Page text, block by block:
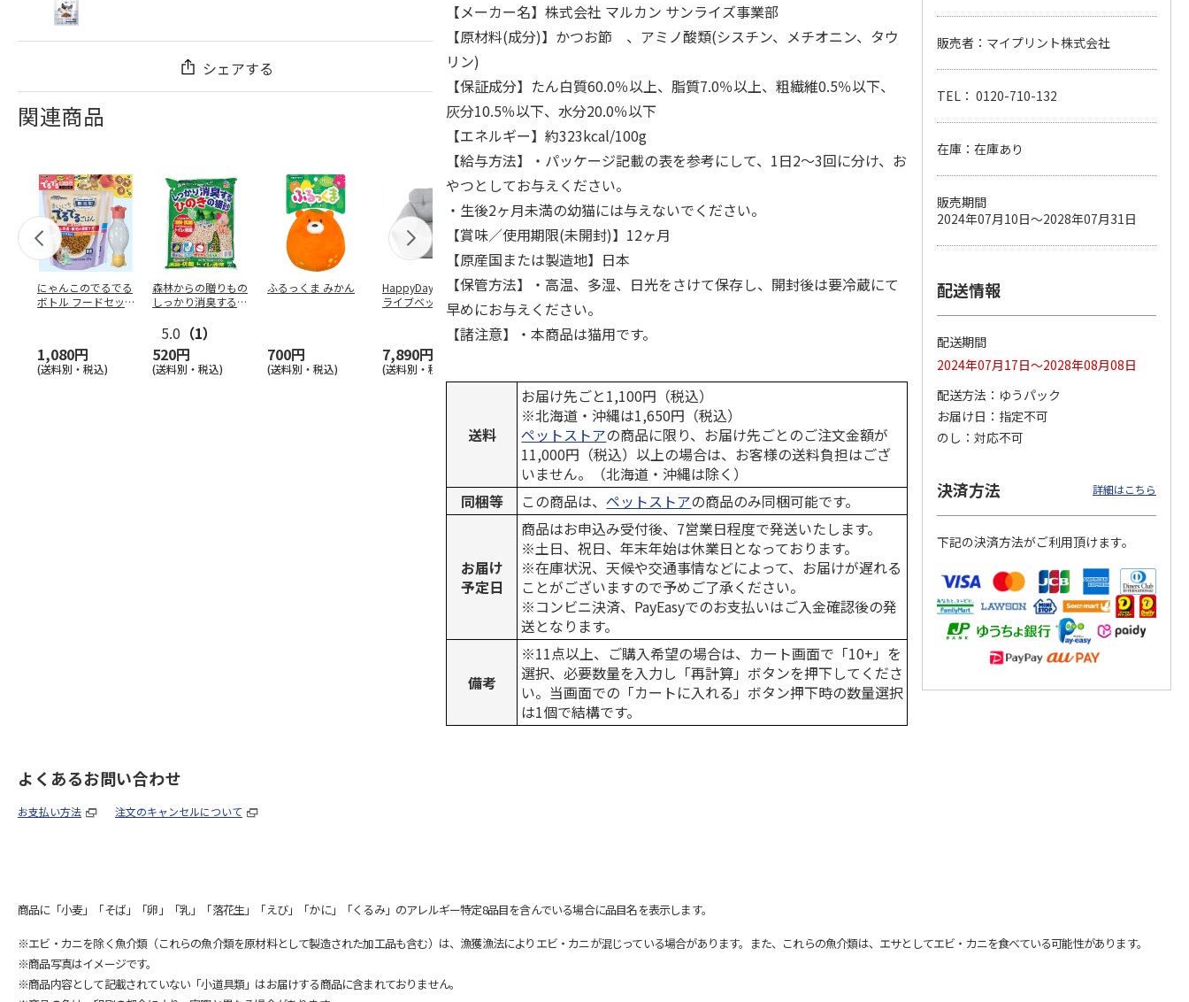
シェアする
関連商品
にゃんこのでるでる
ボトル フードセッ
1,080円
(送料別・税込)
森林からの贈りもの
しっかり消臭するひ
5.0 （1）
520円
(送料別・税込)
ふるっくま みかん
700円
(送料別・税込)
HappyDays 2wayド
ライブベッド グレ
7,890円
(送料別・税込)
獣医師開発 ニオイ
をとる砂専用 猫ト
イレ ナチュラルグ
レー
デオトイレ 飛び散
無添加良品 カムカ
銀のスプーン パウ
ペット線香 虹のか
なた フルーティフ
ローラルの香り
590円
(送料別・税込)
えBOX とりささ…
380円
(送料別・税込)
【メーカー名】株式会社 マルカン サンライズ事業部
【原材料(成分)】かつお節 、アミノ酸類(シスチン、メチオニン、タウ
リン)
【保証成分】たん白質60.0％以上、脂質7.0％以上、粗繊維0.5％以下、
灰分10.5％以下、水分20.0％以下
【エネルギー】約323kcal/100g
【給与方法】・パッケージ記載の表を参考にして、1日2～3回に分け、お
やつとしてお与えください。
・生後2ヶ月未満の幼猫には与えないでください。
【賞味／使用期限(未開封)】12ヶ月
【原産国または製造地】日本
【保管方法】・高温、多湿、日光をさけて保存し、開封後は要冷蔵にて
早めにお与えください。
【諸注意】・本商品は猫用です。
送料
お届け先ごと1,100円（税込）
※北海道・沖縄は1,650円（税込）
ペットストアの商品に限り、お届け先ごとのご注文金額が
11,000円（税込）以上の場合は、お客様の送料負担はござ
いません。（北海道・沖縄は除く）
同梱等
この商品は、ペットストアの商品のみ同梱可能です。
お届け
予定日
商品はお申込み受付後、7営業日程度で発送いたします。
※土日、祝日、年末年始は休業日となっております。
※在庫状況、天候や交通事情などによって、お届けが遅れる
ことがございますので予めご了承ください。
※コンビニ決済、PayEasyでのお支払いはご入金確認後の発
送となります。
備考
※11点以上、ご購入希望の場合は、カート画面で「10+」を
選択、必要数量を入力し「再計算」ボタンを押下してくださ
い。当画面での「カートに入れる」ボタン押下時の数量選択
は1個で結構です。
販売者：マイプリント株式会社
TEL： 0120-710-132
在庫：在庫あり
販売期間
2024年07月10日～2028年07月31日
配送情報
配送期間
2024年07月17日～2028年08月08日
配送方法
ゆうパック
お届け日
指定不可
のし
対応不可
決済方法 詳細はこちら
下記の決済方法がご利用頂けます。
よくあるお問い合わせ
お支払い方法 注文のキャンセルについて
商品に「小麦」「そば」「卵」「乳」「落花生」「えび」「かに」「くるみ」のアレルギー特定8品目を含んでいる場合に品目名を表示します。
※エビ・カニを除く魚介類（これらの魚介類を原材料として製造された加工品も含む）は、漁獲漁法によりエビ・カニが混じっている場合があります。また、これらの魚介類は、エサとしてエビ・カニを食べている可能性があります。
※商品写真はイメージです。
※商品内容として記載されていない「小道具類」はお届けする商品に含まれておりません。